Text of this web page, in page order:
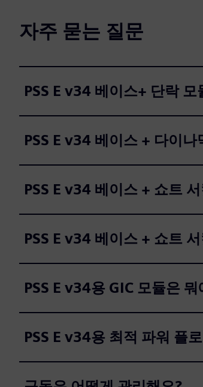
자주 묻는 질문
PSS E v34 베이스+ 단락
PSS E v34 베이스 + 다이
PSS E v34 베이스 + 쇼트
PSS E v34 베이스 + 쇼트
PSS E v34용 GIC 모듈은 뭐
PSS E v34용 최적 파워 플